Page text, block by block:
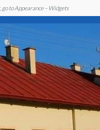
go to Appearance – Widgets